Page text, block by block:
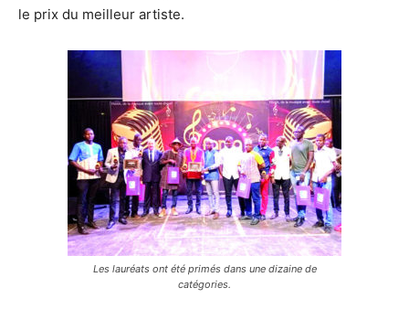
le prix du meilleur artiste.
Les lauréats ont été primés dans une dizaine de
catégories.